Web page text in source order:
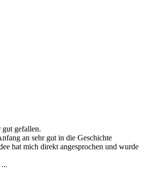
gut gefallen.
an sehr gut in die Geschichte
hat mich direkt angesprochen und wurde